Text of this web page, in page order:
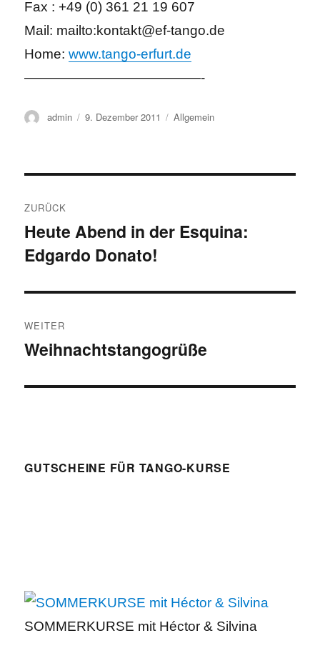
Fax : +49 (0) 361 21 19 607
Mail: mailto:kontakt@ef-tango.de
Home:www.tango-erfurt.de
—————————————-
Autor
admin
Veröffentlicht
9. Dezember 2011 Kategorien
Allgemein
ZURÜCK
Vorheriger
Beitrag:
Heute Abend in der Esquina:
Edgardo Donato!
WEITER
Nächster
Weihnachtstangogrüße
GUTSCHEINE FÜR TANGO-KURSE
SOMMERKURSE mit Héctor & Silvina